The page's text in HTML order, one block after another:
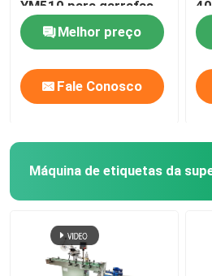
YM510 para garrafas
10mm-300mm
Melhor preço
Fale Conosco